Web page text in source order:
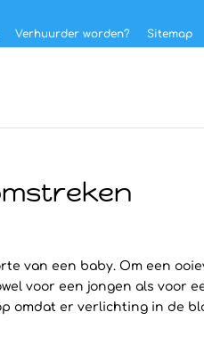
Verhuurder worden? Sitemap
van een baby. Om een
voor een jongen als voor
omdat er verlichting in de